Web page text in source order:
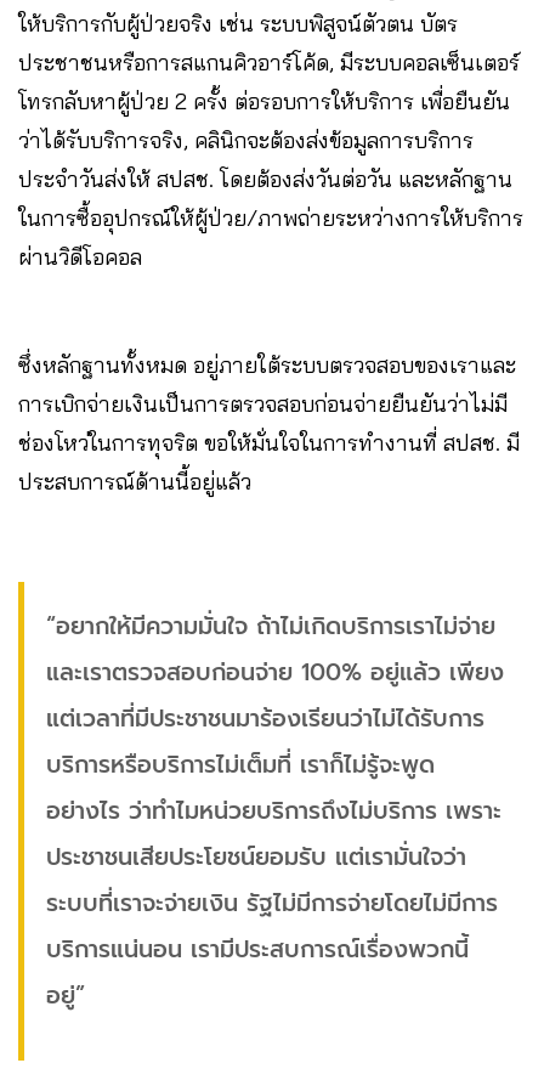
ให้บริการกับผู้ป่วยจริง เช่น ระบบพิสูจน์ตัวตน บัตร
ประชาชนหรือการสแกนคิวอาร์โค้ด, มีระบบคอลเซ็นเตอร์
โทรกลับหาผู้ป่วย 2 ครั้ง ต่อรอบการให้บริการ เพื่อยืนยัน
ว่าได้รับบริการจริง, คลินิกจะต้องส่งข้อมูลการบริการ
ประจำวันส่งให้ สปสช. โดยต้องส่งวันต่อวัน และหลักฐาน
ในการซื้ออุปกรณ์ให้ผู้ป่วย/ภาพถ่ายระหว่างการให้บริการ
ผ่านวิดีโอคอล
ซึ่งหลักฐานทั้งหมด อยู่ภายใต้ระบบตรวจสอบของเราและ
การเบิกจ่ายเงินเป็นการตรวจสอบก่อนจ่ายยืนยันว่าไม่มี
ช่องโหว่ในการทุจริต ขอให้มั่นใจในการทำงานที่ สปสช. มี
ประสบการณ์ด้านนี้อยู่แล้ว
“อยากให้มีความมั่นใจ ถ้าไม่เกิดบริการเราไม่จ่าย
และเราตรวจสอบก่อนจ่าย 100% อยู่แล้ว เพียง
แต่เวลาที่มีประชาชนมาร้องเรียนว่าไม่ได้รับการ
บริการหรือบริการไม่เต็มที่ เราก็ไม่รู้จะพูด
อย่างไร ว่าทำไมหน่วยบริการถึงไม่บริการ เพราะ
ประชาชนเสียประโยชน์ยอมรับ แต่เรามั่นใจว่า
ระบบที่เราจะจ่ายเงิน รัฐไม่มีการจ่ายโดยไม่มีการ
บริการแน่นอน เรามีประสบการณ์เรื่องพวกนี้
อยู่”